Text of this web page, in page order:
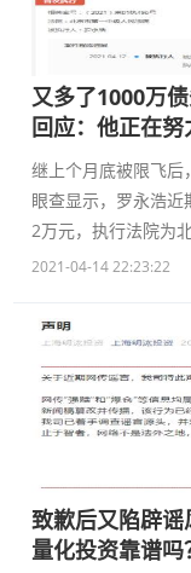
又多了1000万
回应：他正在努
继上个月底被限飞后
眼查显示，罗永浩
2万元，执行法院为
2021-04-14 22:23:22
致歉后又陷辟
量化投资靠谱吗